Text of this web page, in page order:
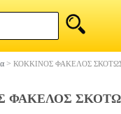
> ΚΟΚΚΙΝΟΣ ΦΑΚΕΛΟΣ
ΦΑΚΕΛΟΣ